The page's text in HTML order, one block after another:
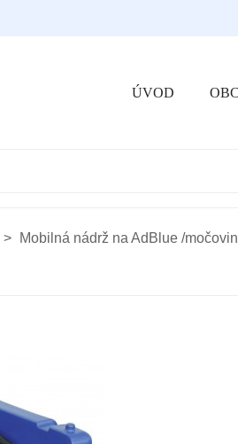
ÚVOD
Mobilná nádrž na AdBlue /